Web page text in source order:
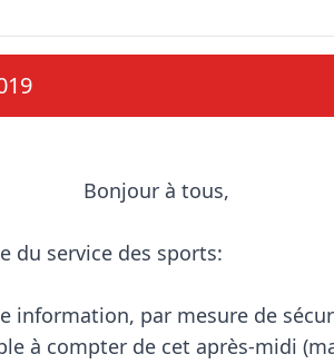
du service des sports:
information, par mesure de
à compter de cet après-midi